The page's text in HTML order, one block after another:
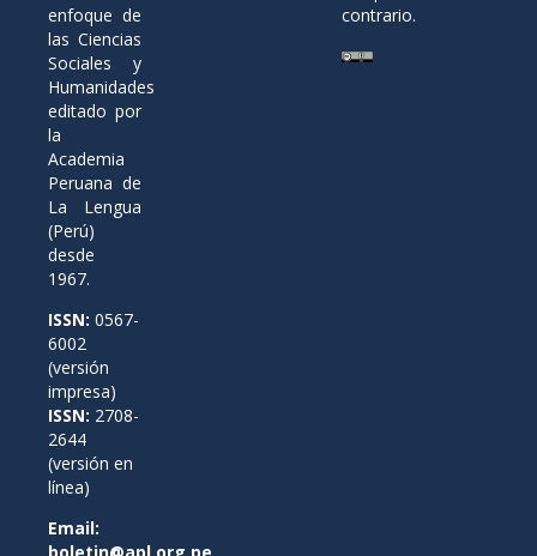
enfoque de
las Ciencias
Sociales y
Humanidades
editado por
la
Academia
Peruana de
La Lengua
(Perú)
desde
1967.
ISSN: 0567-
6002
(versión
impresa)
ISSN: 2708-
2644
(versión en
línea)
Email:
contrario.